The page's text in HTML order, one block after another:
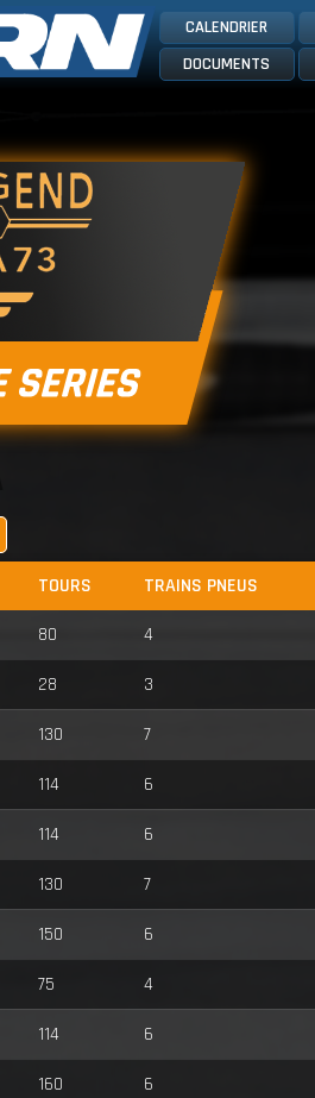
CALENDRIER
DOCUMENTS
TOURS TRAINS PNEUS
80 4
28 3
130 7
114 6
114 6
130 7
150 6
75 4
114 6
160 6